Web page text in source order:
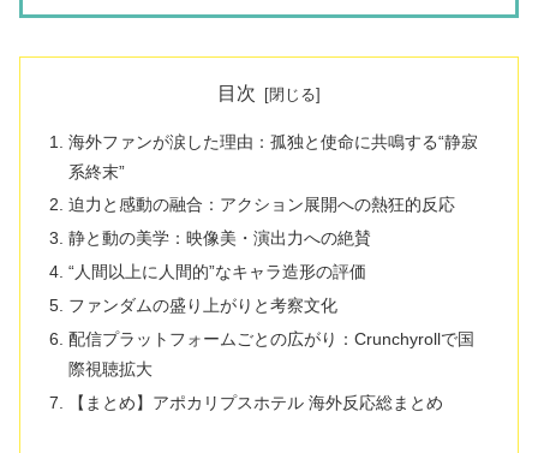
目次
海外ファンが涙した理由：孤独と使命に共鳴する“静寂
系終末”
迫力と感動の融合：アクション展開への熱狂的反応
静と動の美学：映像美・演出力への絶賛
“人間以上に人間的”なキャラ造形の評価
ファンダムの盛り上がりと考察文化
配信プラットフォームごとの広がり：Crunchyrollで国
際視聴拡大
【まとめ】アポカリプスホテル 海外反応総まとめ